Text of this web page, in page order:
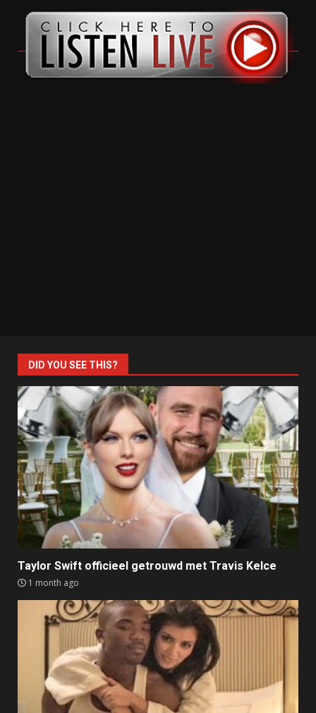
DID YOU SEE THIS?
Taylor Swift officieel getrouwd met Travis Kelce
1 month ago